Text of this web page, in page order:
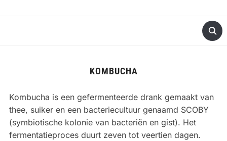
KOMBUCHA
Kombucha is een gefermenteerde drank gemaakt van
thee, suiker en een bacteriecultuur genaamd SCOBY
(symbiotische kolonie van bacteriën en gist). Het
fermentatieproces duurt zeven tot veertien dagen.